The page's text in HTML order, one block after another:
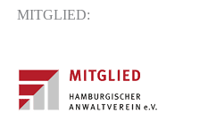
MITGLIED: